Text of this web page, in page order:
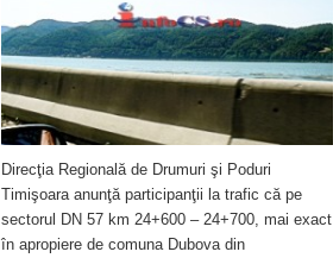
Direcţia Regională de Drumuri şi Poduri
Timişoara anunţă participanţii la trafic că pe
sectorul DN 57 km 24+600 – 24+700, mai exact
în apropiere de comuna Dubova din